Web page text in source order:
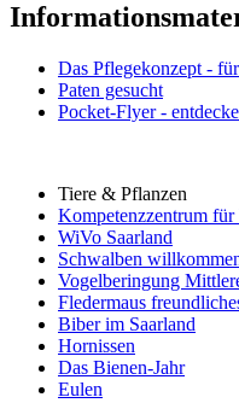
Das Pflegekonzept -
Paten gesucht
Pocket-Flyer -
Tiere & Pflanzen
Kompetenzzentrum für
WiVo Saarland
Schwalben
Vogelberingung
Fledermaus
Biber im Saarland
Hornissen
Das Bienen-Jahr
Eulen